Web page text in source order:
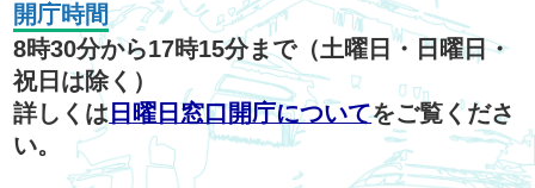
開庁時間
8時30分から17時15分まで（土曜日・日曜日・
祝日は除く）
詳しくは 日曜日窓口開庁についてをご覧くださ
い。